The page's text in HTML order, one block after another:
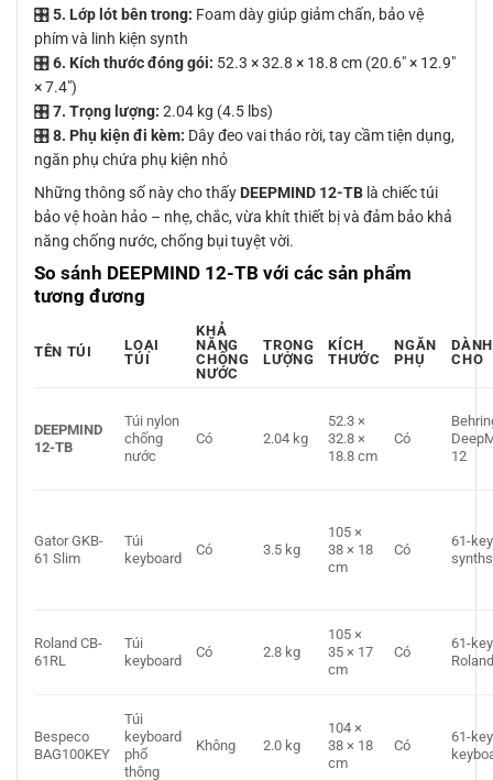
🎛 5. Lớp lót bên trong: Foam dày giúp giảm chấn, bảo vệ
phím và linh kiện synth
🎛 6. Kích thước đóng gói: 52.3 × 32.8 × 18.8 cm (20.6″ × 12.9″
× 7.4″)
🎛 7. Trọng lượng: 2.04 kg (4.5 lbs)
🎛 8. Phụ kiện đi kèm: Dây đeo vai tháo rời, tay cầm tiện dụng,
ngăn phụ chứa phụ kiện nhỏ
Những thông số này cho thấy DEEPMIND 12-TB là chiếc túi
bảo vệ hoàn hảo – nhẹ, chắc, vừa khít thiết bị và đảm bảo khả
năng chống nước, chống bụi tuyệt vời.
So sánh DEEPMIND 12-TB với các sản phẩm
tương đương
TÊN TÚI
LOẠI
TÚI
KHẢ
NĂNG
CHỐNG
NƯỚC
TRỌNG
LƯỢNG
KÍCH
THƯỚC
NGĂN
PHỤ
DÀNH
CHO
DEEPMIND
12-TB
Túi nylon
chống
nước
Có 2.04 kg
52.3 ×
32.8 ×
18.8 cm
Có
12
Gator GKB-
61 Slim
Túi
keyboard
Có 3.5 kg
105 ×
38 × 18
cm
Có
61-key
synths
Roland CB-
61RL
Túi
keyboard
Có 2.8 kg
105 ×
35 × 17
cm
Có
61-key
Bespeco
BAG100KEY
Túi
keyboard
phổ
thông
Không 2.0 kg
104 ×
38 × 18
cm
Có
61-key